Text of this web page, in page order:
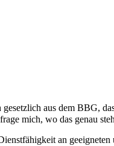
aus dem BBG,
mich, wo das genau
an